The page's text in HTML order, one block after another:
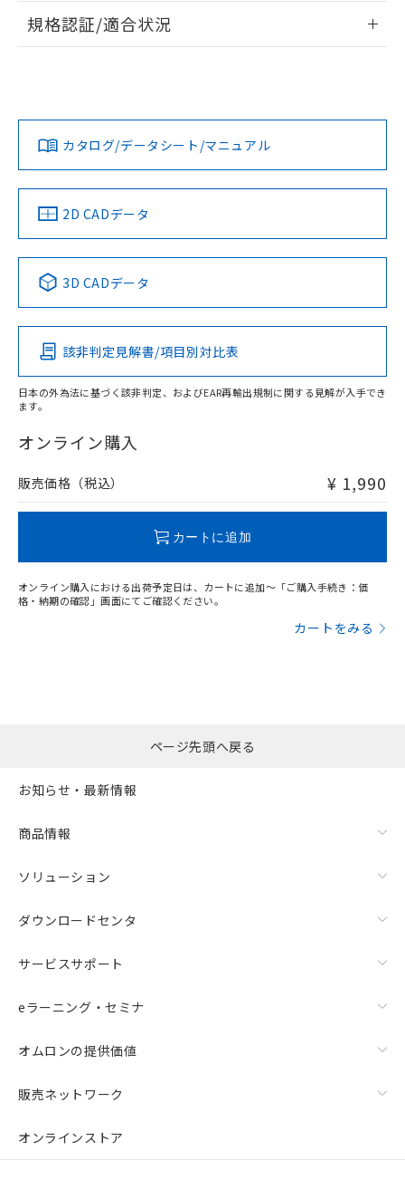
ログイン/会員登録
ダウンロードデータをご利用いただく前に、以下を必ずお読
みください。
ソフトウェアの使用条件
EU RoHS 注意事項・凡例
対応済み
中国 RoHS 注意事項・凡例
Pb Hg Cd Cr(VI)
O
在庫等で未対応品が混在する可能性があります。
問い合わせください。
規格認証/適合状況
カタログ/データシート/マニュアル
2D CADデータ
3D CADデータ
該非判定見解書/項目別対比表
日本の外為法に基づく該非判定、およびEAR再輸出規制に関する見解が入手でき
ます。
オンライン購入
販売価格（税込） ¥ 1,990
カートに追加
オンライン購入における出荷予定日は、カートに追加～「ご購入手続き：価
格・納期の確認」画面にてご確認ください。
カートをみる
欄に対応日を記載しておりました。
既に当社にて対応品への在庫切替を完了
ページ先頭へ戻る
お知らせ・最新情報
商品情報
ソリューション
ダウンロードセンタ
サービスサポート
eラーニング・セミナ
オムロンの提供価値
販売ネットワーク
オンラインストア